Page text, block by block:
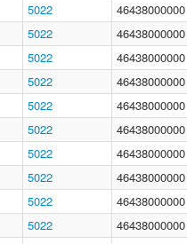
5022 46438000000
5022 46438000000
5022 46438000000
5022 46438000000
5022 46438000000
5022 46438000000
5022 46438000000
5022 46438000000
5022 46438000000
5022 46438000000